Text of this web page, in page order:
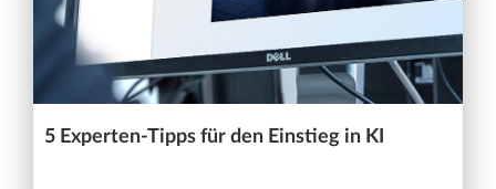
5 Experten-Tipps für den Einstieg in KI